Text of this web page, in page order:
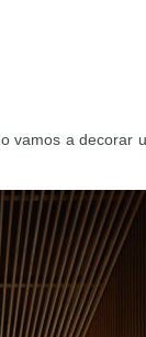
vamos a decorar